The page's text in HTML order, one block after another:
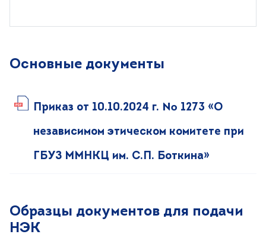
Основные документы
Приказ от 10.10.2024 г. № 1273 «О
независимом этическом комитете при
ГБУЗ ММНКЦ им. С.П. Боткина»
Образцы документов для подачи
НЭК